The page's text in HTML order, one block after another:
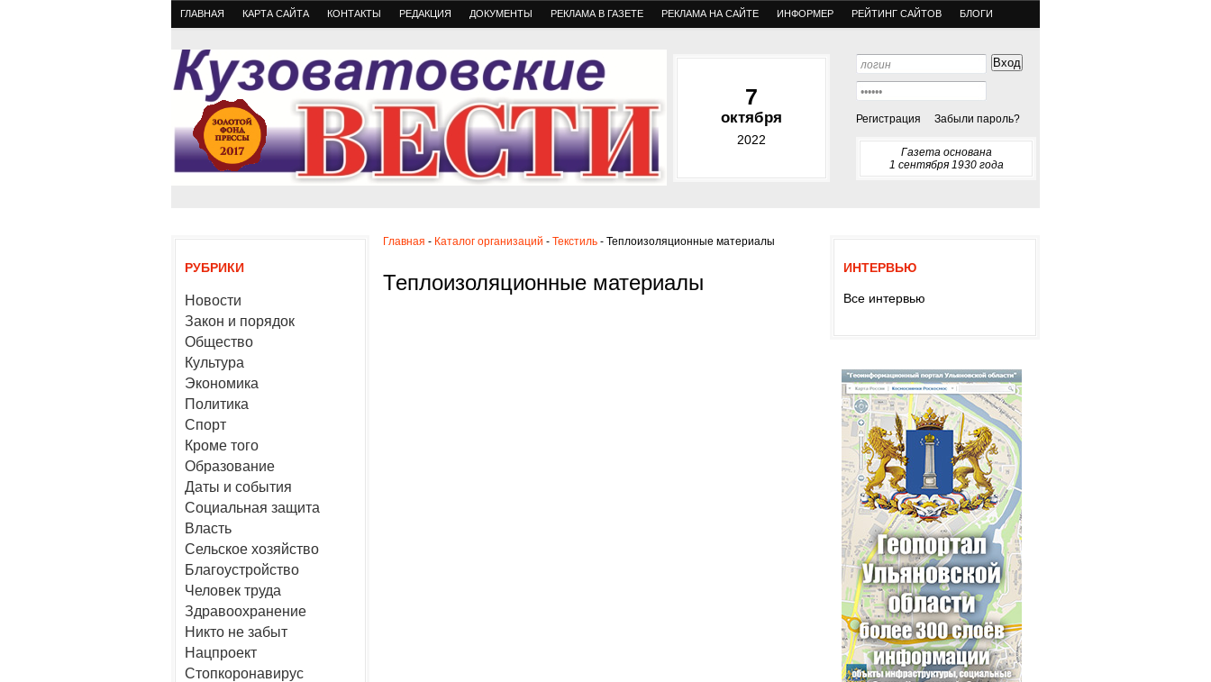
ГЛАВНАЯ КАРТА САЙТА КОНТАКТЫ РЕДАКЦИЯ ДОКУМЕНТЫ РЕКЛАМА В ГАЗЕТЕ РЕКЛАМА НА САЙТЕ ИНФОРМЕР РЕЙТИНГ САЙТОВ БЛОГИ
7
октября
2022
Регистрация Забыли пароль?
Газета основана
1 сентября 1930 года
РУБРИКИ
Новости
Закон и порядок
Общество
Культура
Экономика
Политика
Спорт
Кроме того
Образование
Даты и события
Социальная защита
Власть
Сельское хозяйство
Благоустройство
Человек труда
Здравоохранение
Никто не забыт
Нацпроект
Стопкоронавирус
Главная - Каталог организаций - Текстиль - Теплоизоляционные материалы
Теплоизоляционные материалы
ИНТЕРВЬЮ
Все интервью